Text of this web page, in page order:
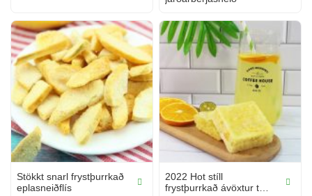
Stökkt snarl frystþurrkað
eplasneiðflís
2022 Hot stíll
frystþurrkað ávöxtur te